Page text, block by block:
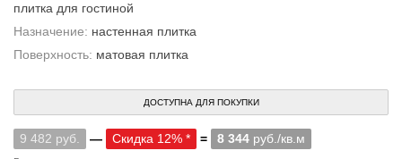
плитка для гостиной
Назначение: настенная плитка
Поверхность: матовая плитка
ДОСТУПНА ДЛЯ ПОКУПКИ
9 482 руб. — Скидка 12% * = 8 344 руб./кв.м